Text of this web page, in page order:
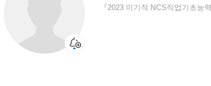
『2023 이기적 NCS직업기초능